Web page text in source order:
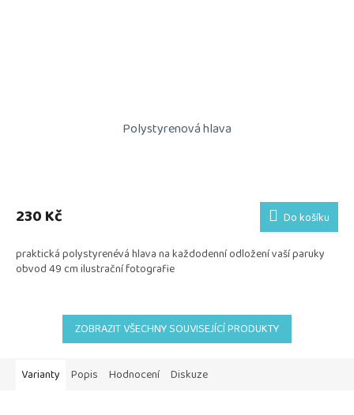
Polystyrenová hlava
230 Kč Do košíku
praktická polystyrenévá hlava na každodenní odložení vaší paruky
obvod 49 cm ilustrační fotografie
ZOBRAZIT VŠECHNY SOUVISEJÍCÍ PRODUKTY
Varianty Popis Hodnocení Diskuze